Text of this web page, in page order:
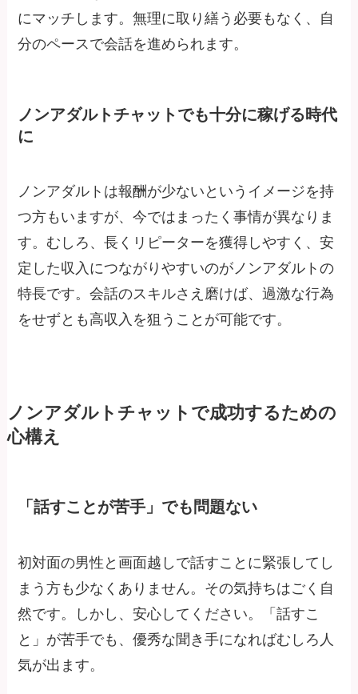
にマッチします。無理に取り繕う必要もなく、自
分のペースで会話を進められます。
ノンアダルトチャットでも十分に稼げる時代
に
ノンアダルトは報酬が少ないというイメージを持
つ方もいますが、今ではまったく事情が異なりま
す。むしろ、長くリピーターを獲得しやすく、安
定した収入につながりやすいのがノンアダルトの
特長です。会話のスキルさえ磨けば、過激な行為
をせずとも高収入を狙うことが可能です。
ノンアダルトチャットで成功するための
心構え
「話すことが苦手」でも問題ない
初対面の男性と画面越しで話すことに緊張してし
まう方も少なくありません。その気持ちはごく自
然です。しかし、安心してください。「話すこ
と」が苦手でも、優秀な聞き手になればむしろ人
気が出ます。